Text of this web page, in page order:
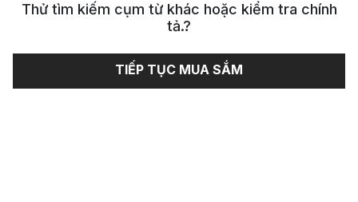
Thử tìm kiếm cụm từ khác hoặc kiểm tra chính
tả.?
TIẾP TỤC MUA SẮM